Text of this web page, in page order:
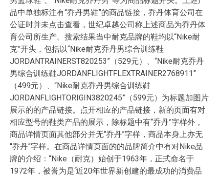
品中单独标注有“乔丹男鞋”的商品链接，乔丹体育公司在
公证时并未点击查看，世纪卓越公司称上述商品为乔丹体
育公司所生产。搜索结果当中耐克品牌的鞋均以“Nike耐
克”开头，包括以“Nike耐克乔丹男综合训练鞋
JORDANTRAINERST820253”（529元）、“Nike耐克乔丹
男综合训练鞋JORDANFLIGHTFLEXTRAINER2768911”
（499元）、“Nike耐克乔丹男综合训练鞋
JORDANFLIGHTORIGIN3820245”（599元）为标题加图片
展示的的产品链接。点开相应的产品链接，新的页面有对
相应型号的鞋类产品的展示，除标题中有“乔丹”字样外，
商品详情页面其他部分并无“乔丹”字样，商品本身上亦无
“乔丹”字样。在商品详情页面的的品牌简介中有对Nike品
牌的介绍：“Nike（耐克）始创于1963年，正式命名于
1972年，被誉为是‘近20年世界新创建的最成功的消费品